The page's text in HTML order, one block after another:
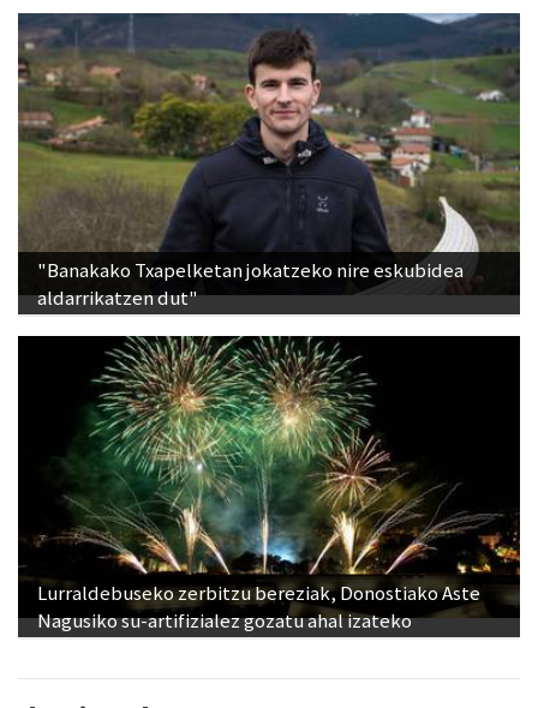
"Banakako Txapelketan jokatzeko nire eskubidea
aldarrikatzen dut"
Lurraldebuseko zerbitzu bereziak, Donostiako Aste
Nagusiko su-artifizialez gozatu ahal izateko